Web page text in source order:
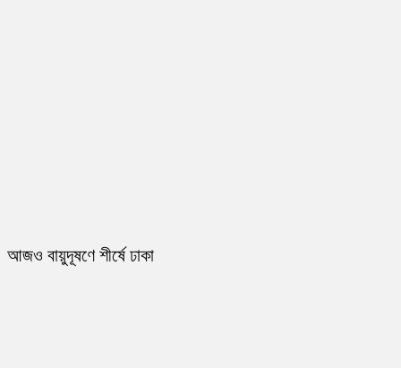
আজও বায়ুদূষণে শীর্ষে ঢাকা